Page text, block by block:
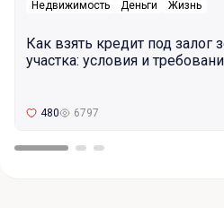
Недвижимость Деньги Жизнь
Как взять кредит под залог
участка: условия и
480 6797